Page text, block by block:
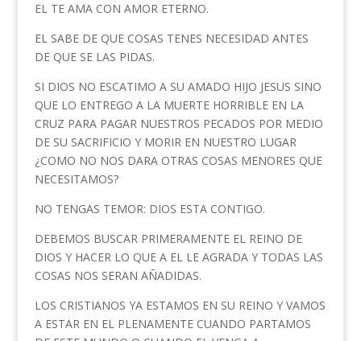
EL TE AMA CON AMOR ETERNO.
EL SABE DE QUE COSAS TENES NECESIDAD ANTES
DE QUE SE LAS PIDAS.
SI DIOS NO ESCATIMO A SU AMADO HIJO JESUS SINO
QUE LO ENTREGO A LA MUERTE HORRIBLE EN LA
CRUZ PARA PAGAR NUESTROS PECADOS POR MEDIO
DE SU SACRIFICIO Y MORIR EN NUESTRO LUGAR
¿COMO NO NOS DARA OTRAS COSAS MENORES QUE
NECESITAMOS?
NO TENGAS TEMOR: DIOS ESTA CONTIGO.
DEBEMOS BUSCAR PRIMERAMENTE EL REINO DE
DIOS Y HACER LO QUE A EL LE AGRADA Y TODAS LAS
COSAS NOS SERAN AÑADIDAS.
LOS CRISTIANOS YA ESTAMOS EN SU REINO Y VAMOS
A ESTAR EN EL PLENAMENTE CUANDO PARTAMOS